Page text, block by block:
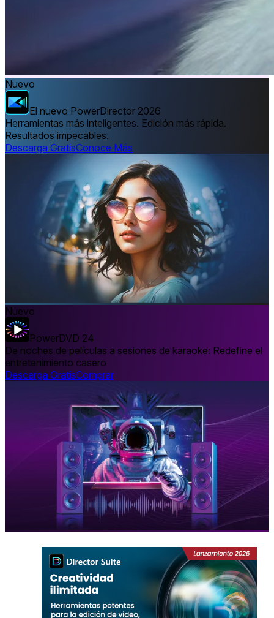
Nuevo
El nuevo PowerDirector 2026
Herramientas más inteligentes. Edición más rápida.
Resultados impecables.
Descarga GratisConoce Más
Nuevo
PowerDVD 24
De noches de películas a sesiones de karaoke: Redefine el
entretenimiento casero
Descarga GratisComprar